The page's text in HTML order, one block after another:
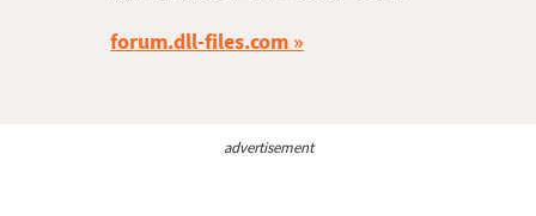
forum.dll-files.com
advertisement